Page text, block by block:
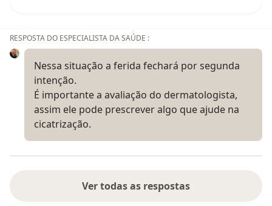
RESPOSTA DO ESPECIALISTA DA SAÚDE :
Nessa situação a ferida fechará por segunda
intenção.
É importante a avaliação do dermatologista,
assim ele pode prescrever algo que ajude na
cicatrização.
Ver todas as respostas